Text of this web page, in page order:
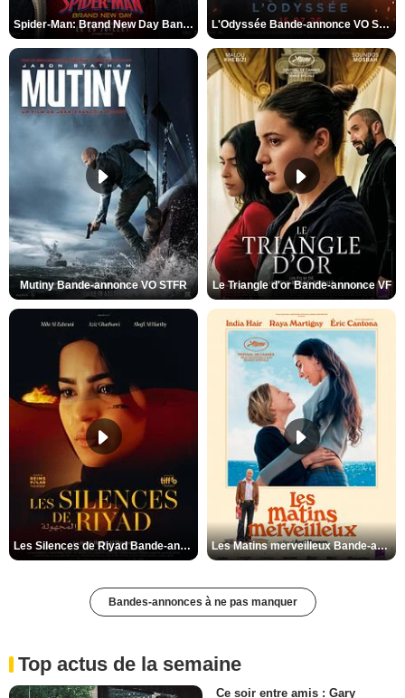
Spider-Man: Brand New Day Bande-annonce VO STFR L'Odyssée Bande-annonce VO STFR
Mutiny Bande-annonce VO STFR Le Triangle d'or Bande-annonce VF
Les Silences de Riyad Bande-annonce VO STFR Les Matins merveilleux Bande-annonce VF
Bandes-annonces à ne pas manquer
Top actus de la semaine
Ce soir entre amis : Gary